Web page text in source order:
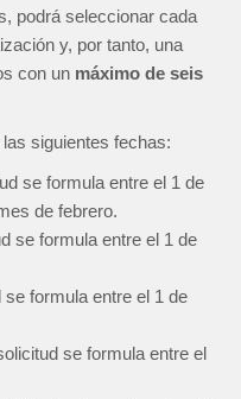
podrá seleccionar cada
y, por tanto, una
con un máximo de seis
siguientes fechas:
se formula entre el 1 de
de febrero.
se formula entre el 1 de
se formula entre el 1 de
se formula entre el